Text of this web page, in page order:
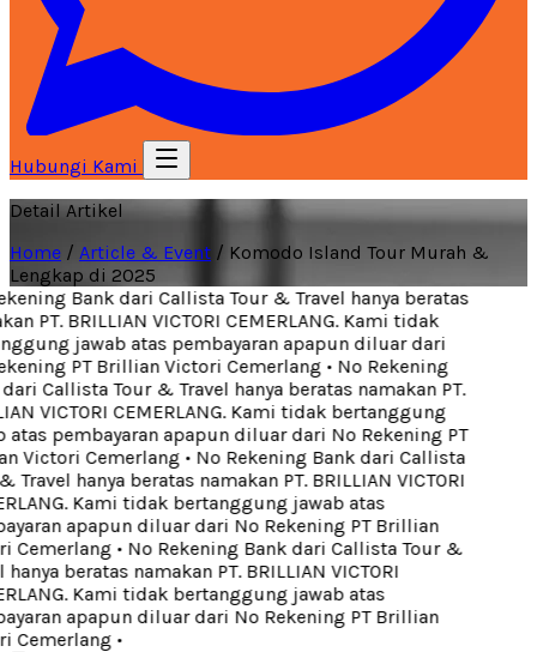
Hubungi Kami
Detail Artikel
Home / Article & Event / Komodo Island Tour Murah &
Lengkap di 2025
Bank dari Callista Tour & Travel hanya beratas
PT. BRILLIAN VICTORI CEMERLANG. Kami tidak
jawab atas pembayaran apapun diluar dari
PT Brillian Victori Cemerlang• No Rekening
Callista Tour & Travel hanya beratas namakan PT.
VICTORI CEMERLANG. Kami tidak bertanggung
pembayaran apapun diluar dari No Rekening PT
Victori Cemerlang• No Rekening Bank dari Callista
hanya beratas namakan PT. BRILLIAN VICTORI
Kami tidak bertanggung jawab atas
apapun diluar dari No Rekening PT Brillian
Cemerlang• No Rekening Bank dari Callista Tour &
beratas namakan PT. BRILLIAN VICTORI
Kami tidak bertanggung jawab atas
apapun diluar dari No Rekening PT Brillian
Cemerlang•